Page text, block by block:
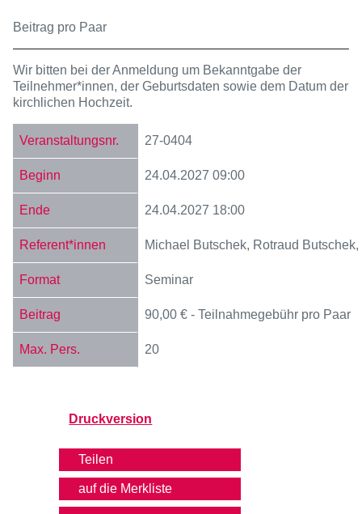
Beitrag pro Paar
Wir bitten bei der Anmeldung um Bekanntgabe der
Teilnehmer*innen, der Geburtsdaten sowie dem Datum der
kirchlichen Hochzeit.
27-0404
24.04.2027 09:00
24.04.2027 18:00
Michael Butschek, Rotraud
Seminar
90,00 € - Teilnahmegebühr pro Paar
20
Druckversion
Teilen